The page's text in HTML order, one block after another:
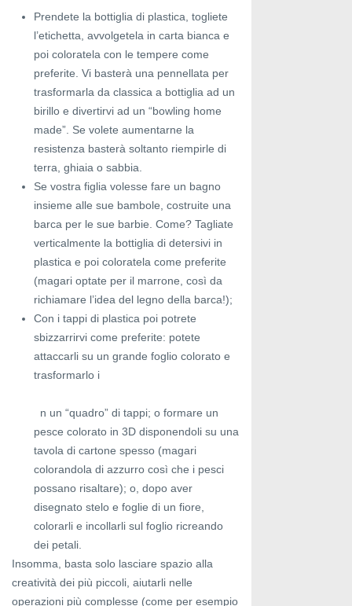
Prendete la bottiglia di plastica, togliete
l’etichetta, avvolgetela in carta bianca e
poi coloratela con le tempere come
preferite. Vi basterà una pennellata per
trasformarla da classica a bottiglia ad un
birillo e divertirvi ad un “bowling home
made”. Se volete aumentarne la
resistenza basterà soltanto riempirle di
terra, ghiaia o sabbia.
Se vostra figlia volesse fare un bagno
insieme alle sue bambole, costruite una
barca per le sue barbie. Come? Tagliate
verticalmente la bottiglia di detersivi in
plastica e poi coloratela come preferite
(magari optate per il marrone, così da
richiamare l’idea del legno della barca!);
Con i tappi di plastica poi potrete
sbizzarrirvi come preferite: potete
attaccarli su un grande foglio colorato e
trasformarlo i
n un “quadro” di tappi; o formare un
pesce colorato in 3D disponendoli su una
tavola di cartone spesso (magari
colorandola di azzurro così che i pesci
possano risaltare); o, dopo aver
disegnato stelo e foglie di un fiore,
colorarli e incollarli sul foglio ricreando
dei petali.
Insomma, basta solo lasciare spazio alla
creatività dei più piccoli, aiutarli nelle
operazioni più complesse (come per esempio